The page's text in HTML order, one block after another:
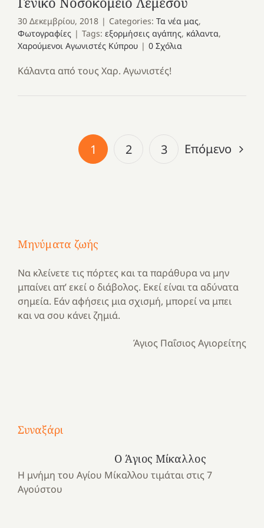
30 Δεκεμβρίου, 2018 | Categories: Τα νέα μας,
Φωτογραφίες | Tags: εξορμήσεις αγάπης, κάλαντα,
Χαρούμενοι Αγωνιστές Κύπρου | 0 Σχόλια
Κάλαντα από τους Χαρ. Αγωνιστές!
1 2 3 Επόμενο
Μηνύματα ζωής
Να κλείνετε τις πόρτες και τα παράθυρα να μην
μπαίνει απ’ εκεί ο διάβολος. Εκεί είναι τα αδύνατα
σημεία. Εάν αφήσεις μια σχισμή, μπορεί να μπει
και να σου κάνει ζημιά.
Άγιος Παΐσιος Αγιορείτης
Συναξάρι
Ο Άγιος Μίκαλλος
Η μνήμη του Αγίου Μίκαλλου τιμάται στις 7
Αγούστου
Μια
ένα
καλοκαίρι
και
Νοσοκομείο
“Ερυθρός
Κατασκηνωτικές
το
Ελληνικό